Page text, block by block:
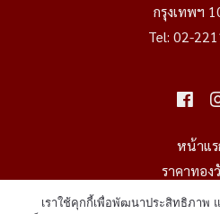
กรุงเทพฯ
Tel: 02-
หน้าแร
ราคาทอง
ราคาทองย้
เราใช้คุกกี้เพื่อพัฒนาประสิทธิภาพ